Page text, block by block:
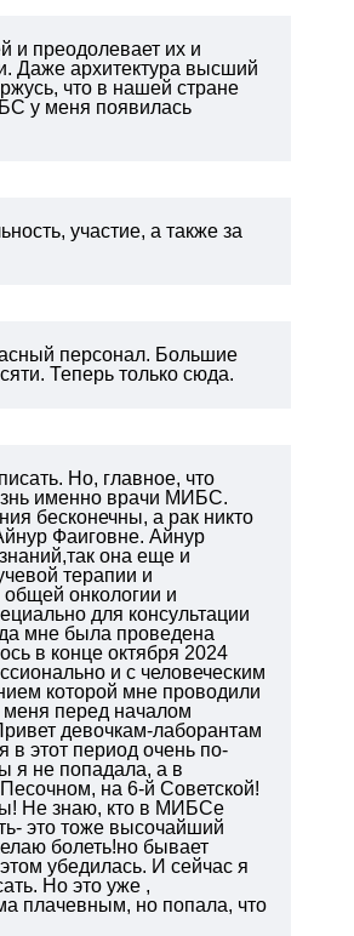
и преодолевает их и
Даже архитектура высший
что в нашей стране
у меня появилась
участие, а также за
персонал. Большие
Теперь только сюда.
Но, главное, что
именно врачи МИБС.
бесконечны, а рак никто
Фаиговне. Айнур
она еще и
терапии и
онкологии и
для консультации
мне была проведена
в конце октября 2024
и с человеческим
которой мне проводили
меня перед началом
девочкам-лаборантам
в этот период очень по-
я не попадала, а в
на 6-й Советской!
Не знаю, кто в МИБСе
это тоже высочайший
болеть!но бывает
убедилась. И сейчас я
Но это уже ,
плачевным, но попала, что